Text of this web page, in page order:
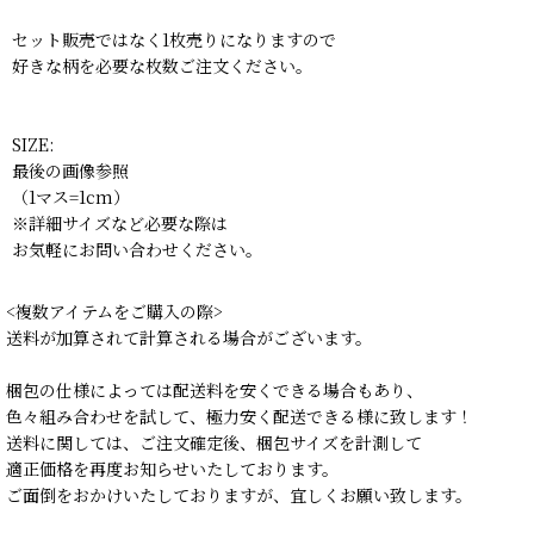
セット販売ではなく1枚売りになりますので
好きな柄を必要な枚数ご注文ください。
SIZE:
最後の画像参照
（1マス=1cm）
※詳細サイズなど必要な際は
お気軽にお問い合わせください。
<複数アイテムをご購入の際>
送料が加算されて計算される場合がございます。
梱包の仕様によっては配送料を安くできる場合もあり、
色々組み合わせを試して、極力安く配送できる様に致します！
送料に関しては、ご注文確定後、梱包サイズを計測して
適正価格を再度お知らせいたしております。
ご面倒をおかけいたしておりますが、宜しくお願い致します。